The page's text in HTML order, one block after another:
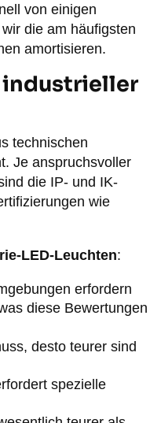
von einigen
die am häufigsten
amortisieren.
industrieller
technischen
Je anspruchsvoller
die IP- und IK-
wie
LED-Leuchten:
erfordern
diese Bewertungen
desto teurer sind
spezielle